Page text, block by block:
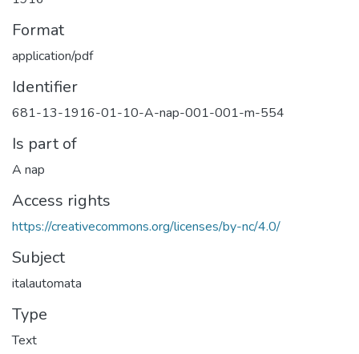
Format
application/pdf
Identifier
681-13-1916-01-10-A-nap-001-001-m-554
Is part of
A nap
Access rights
https://creativecommons.org/licenses/by-nc/4.0/
Subject
italautomata
Type
Text